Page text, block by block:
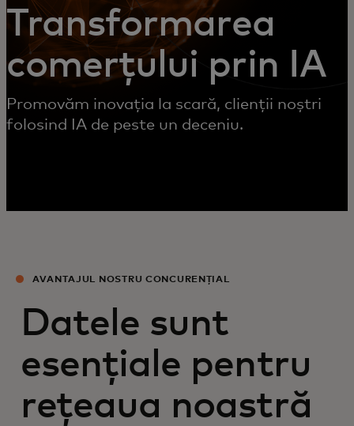
Transformarea
comerțului prin IA
Promovăm inovația la scară, clienții noștri
folosind IA de peste un deceniu.
AVANTAJUL NOSTRU CONCURENȚIAL
Datele sunt
esențiale pentru
rețeaua noastră